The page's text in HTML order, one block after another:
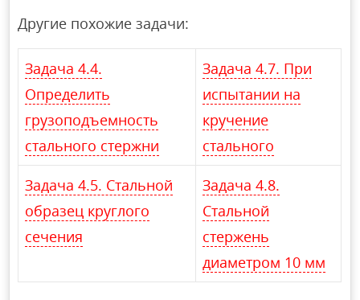
Другие похожие задачи:
Задача 4.4.
Определить
грузоподъемность
стального стержни
Задача 4.7. При
испытании на
кручение
стального
Задача 4.5. Стальной
образец круглого
сечения
Задача 4.8.
Стальной
стержень
диаметром 10 мм